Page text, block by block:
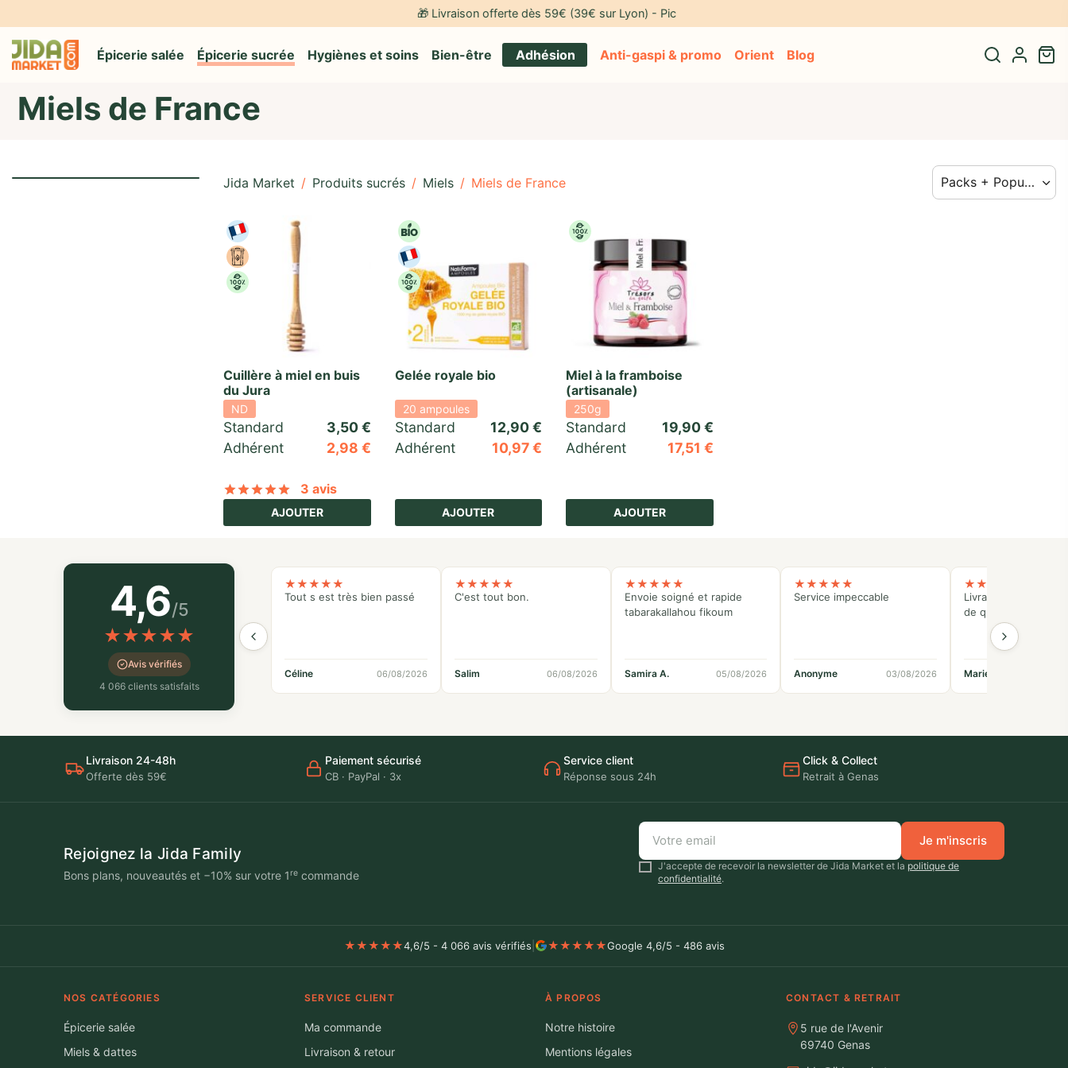
🎁 Livraison offerte dès 59€ (39€ sur Lyon) - Pick-up gratuit à notre adresse* 🎁
Épicerie salée Épicerie sucrée Hygiènes et soins Bien-être Adhésion Anti-gaspi & promo Orient Blog
Miels de France
Jida Market / Produits sucrés / Miels / Miels de France
Cuillère à miel en buis
du Jura
ND
Standard 3,50€
Adhérent
2,98 €
Notésur 5 basé sur
3 avis
AJOUTER
Gelée royale bio
20 ampoules
Standard 12,90€
Adhérent
10,97€
AJOUTER
Miel à la framboise
(artisanale)
250g
Standard 19,90€
Adhérent
17,51 €
AJOUTER
4,6/5
★★★★★
Avis vérifiés
4 066 clients satisfaits
★★★★★
Tout s est très bien passé
Céline 06/08/2026
★★★★★
C'est tout bon.
Salim 06/08/2026
★★★★★
Envoie soigné et rapide
tabarakallahou fikoum
Samira A. 05/08/2026
★★★★★
Service impeccable
Anonyme 03/08/2026
★★
Livraison rapide et
de qualité
Marielle
Livraison 24-48h
Offerte dès 59€
Paiement sécurisé
CB · PayPal · 3x
Service client
Réponse sous 24h
Click & Collect
Retrait à Genas
Rejoignez la Jida Family
Bons plans, nouveautés et −10% sur votre 1re commande
Votre
email
Je m'inscris
J'accepte de recevoir la newsletter de Jida Market et la politique de
confidentialité.
★★★★★4,6/5 - 4 066 avis vérifiés ★★★★★Google 4,6/5 - 486 avis
NOS CATÉGORIES
Épicerie salée
Miels & dattes
SERVICE CLIENT
Ma commande
Livraison & retour
À PROPOS
Notre histoire
Mentions légales
CONTACT & RETRAIT
5 rue de l'Avenir
69740 Genas